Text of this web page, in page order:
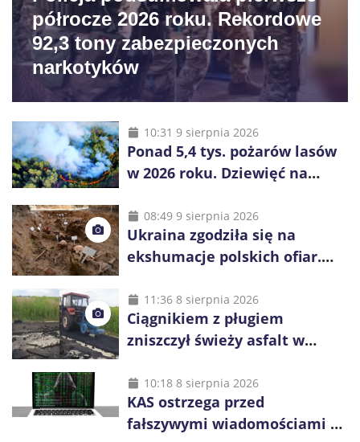
półrocze 2026 roku. Rekordowe
92,3 tony zabezpieczonych
narkotyków
10:31 9 sierpnia 2026
Ponad 5,4 tys. pożarów lasów
w 2026 roku. Dziewięć na
08:49 9 sierpnia 2026
Ukraina zgodziła się na
ekshumacje polskich ofiar.
i Ugły
11:36 8 sierpnia 2026
Ciągnikiem z pługiem
zniszczył świeży asfalt w
60-latka
10:18 8 sierpnia 2026
KAS ostrzega przed
fałszywymi wiadomościami o